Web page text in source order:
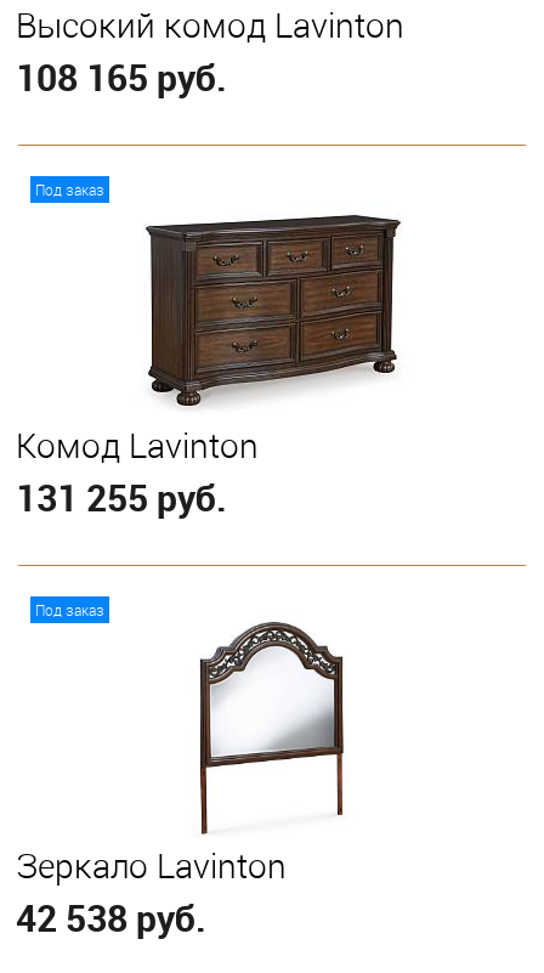
Высокий комод Lavinton
108 165 руб.
Под заказ
Комод Lavinton
131 255 руб.
Под заказ
Зеркало Lavinton
42 538 руб.